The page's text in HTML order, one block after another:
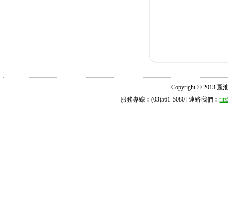
Copyright © 2013 麗
服務專線︰(03)561-5080 | 連絡我們︰